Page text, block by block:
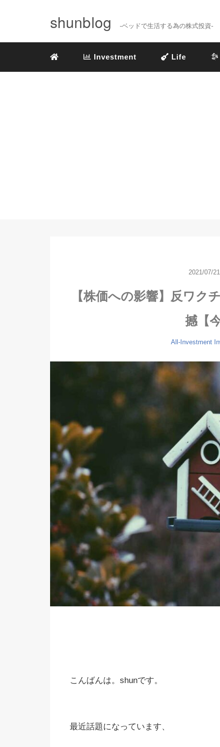
shunblog -ベッドで生活する為の株式投資-
Investment Life
2021/07/21
【株価への影響】反ワク
撼【
All-Investment
こんばんは。shunです。
最近話題になっています、